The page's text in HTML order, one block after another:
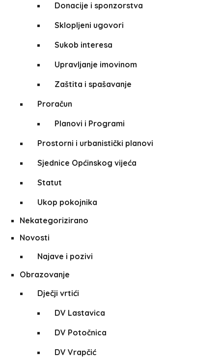
Donacije i sponzorstva
Sklopljeni ugovori
Sukob interesa
Upravljanje imovinom
Zaštita i spašavanje
Proračun
Planovi i Programi
Prostorni i urbanistički planovi
Sjednice Općinskog vijeća
Statut
Ukop pokojnika
Nekategorizirano
Novosti
Najave i pozivi
Obrazovanje
Dječji vrtići
DV Lastavica
DV Potočnica
DV Vrapčić